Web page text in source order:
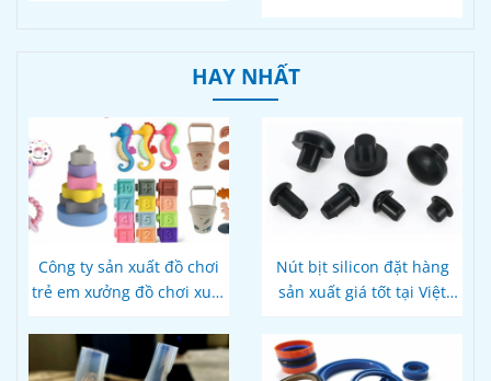
HAY NHẤT
Công ty sản xuất đồ chơi
trẻ em xưởng đồ chơi xuất
Nút bịt silicon đặt hàng
sản xuất giá tốt tại Việt